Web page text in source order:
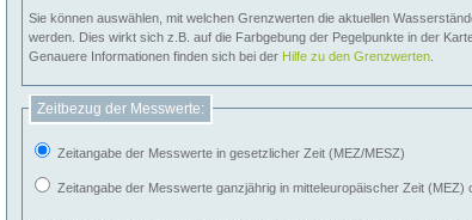
Sie können auswählen, mit welchen Grenzwerten die aktuellen
werden. Dies wirkt sich z.B. auf die Farbgebung der Pegelpunkte in der
Genauere Informationen finden sich bei der Hilfe zu den Grenzwerten
Zeitbezug der Messwerte:
Zeitangabe der Messwerte in gesetzlicher Zeit (MEZ/MESZ)
Zeitangabe der Messwerte ganzjährig in mitteleuropäischer Zeit (MEZ)